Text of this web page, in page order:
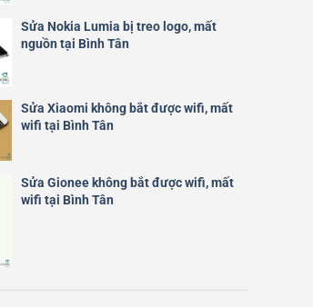
Sửa Nokia Lumia bị treo logo, mất
nguồn tại Bình Tân
Sửa Xiaomi không bắt được wifi, mất
wifi tại Bình Tân
Sửa Gionee không bắt được wifi, mất
wifi tại Bình Tân